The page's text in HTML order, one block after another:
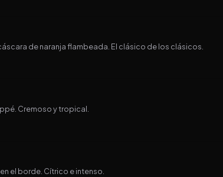
de naranja flambeada. El clásico de los clásicos.
Cremoso y tropical.
el borde. Cítrico e intenso.